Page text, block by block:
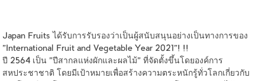
Japan Fruits ได้รับการรับรองว่าเป็นผู้สนับสนุนอย่างเป็นทางการของ
"International Fruit and Vegetable Year 2021"! !!
ปี 2564 เป็น "ปีสากลแห่งผักและผลไม้" ที่จัดตั้งขึ้นโดยองค์การ
สหประชาชาติ โดยมีเป้าหมายเพื่อสร้างความตระหนักรู้ทั่วโลกเกี่ยวกับ